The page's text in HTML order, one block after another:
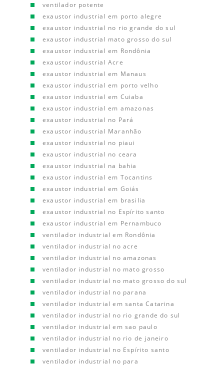
ventilador potente
exaustor industrial em porto alegre
exaustor industrial no rio grande do sul
exaustor industrial mato grosso do sul
exaustor industrial em Rondônia
exaustor industrial Acre
exaustor industrial em Manaus
exaustor industrial em porto velho
exaustor industrial em Cuiaba
exaustor industrial em amazonas
exaustor industrial no Pará
exaustor industrial Maranhão
exaustor industrial no piaui
exaustor industrial no ceara
exaustor industrial na bahia
exaustor industrial em Tocantins
exaustor industrial em Goiás
exaustor industrial em brasilia
exaustor industrial no Espírito santo
exaustor industrial em Pernambuco
ventilador industrial em Rondônia
ventilador industrial no acre
ventilador industrial no amazonas
ventilador industrial no mato grosso
ventilador industrial no mato grosso do sul
ventilador industrial no parana
ventilador industrial em santa Catarina
ventilador industrial no rio grande do sul
ventilador industrial em sao paulo
ventilador industrial no rio de janeiro
ventilador industrial no Espírito santo
ventilador industrial no para